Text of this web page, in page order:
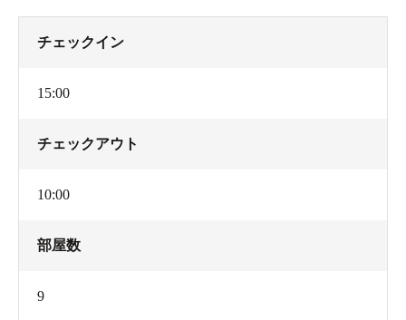
チェックイン
15:00
チェックアウト
10:00
部屋数
9